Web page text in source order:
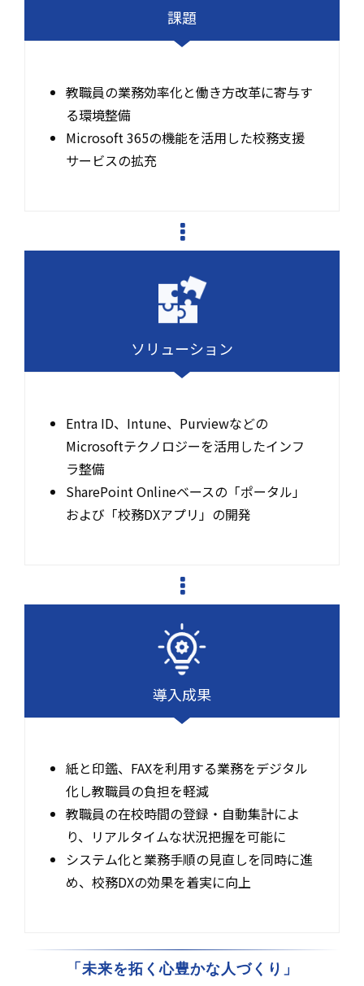
課題
教職員の業務効率化と働き方改革に寄与す
る環境整備
Microsoft 365の機能を活用した校務支援
サービスの拡充
ソリューション
Entra ID、Intune、Purviewなどの
Microsoftテクノロジーを活用したインフ
ラ整備
SharePoint Onlineベースの「ポータル」
および「校務DXアプリ」の開発
導入成果
紙と印鑑、FAXを利用する業務をデジタル
化し教職員の負担を軽減
教職員の在校時間の登録・自動集計によ
り、リアルタイムな状況把握を可能に
システム化と業務手順の見直しを同時に進
め、校務DXの効果を着実に向上
「未来を拓く心豊かな人づくり」